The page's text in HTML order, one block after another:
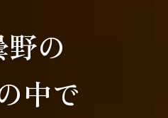
の
中で